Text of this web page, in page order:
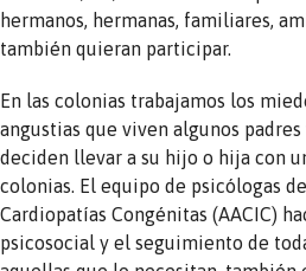
hermanos, hermanas, familiares,
también quieran participar.
En las colonias trabajamos los
angustias que viven algunos
deciden llevar a su hijo o hija con
colonias. El equipo de psicólogas
Cardiopatías Congénitas (AACIC)
psicosocial y el seguimiento de